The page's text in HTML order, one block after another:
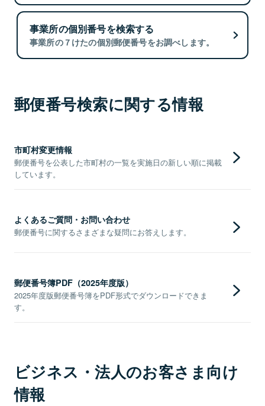
事業所の個別番号を検索する
事業所の７けたの個別郵便番号をお調べします。
郵便番号検索に関する情報
市町村変更情報
郵便番号を公表した市町村の一覧を実施日の新しい順に掲載
しています。
よくあるご質問・お問い合わせ
郵便番号に関するさまざまな疑問にお答えします。
郵便番号簿PDF（2025年度版）
2025年度版郵便番号簿をPDF形式でダウンロードできま
す。
ビジネス・法人のお客さま向け
情報